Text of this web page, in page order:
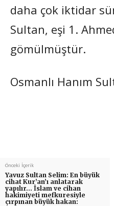
daha çok iktidar
Sultan, eşi 1.
gömülmüştür.
Osmanlı Hanım
Önceki İçerik
Yavuz Sultan Selim: En büyük
cihat Kur’an’ı anlatarak
yapılır… İslam ve cihan
hakimiyeti mefkuresiyle
çırpınan büyük hakan: